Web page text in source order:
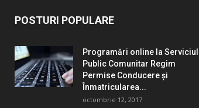
POSTURI POPULARE
Programări online la Serviciul
Public Comunitar Regim
Permise Conducere şi
Înmatricularea...
octombrie 12, 2017